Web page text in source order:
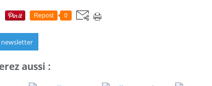
Repost 0
newsletter
aussi :